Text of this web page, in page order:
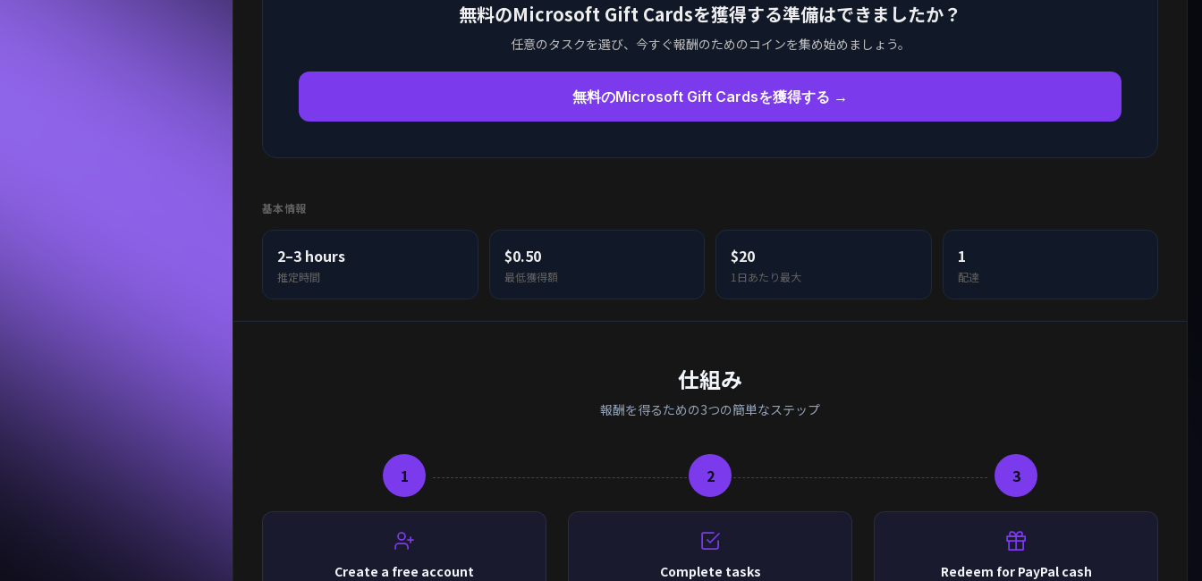
無料のMicrosoft Gift Cardsを獲得する準備はできましたか？
任意のタスクを選び、今すぐ報酬のためのコインを集め始めましょう。
無料のMicrosoft Gift Cardsを獲得する →
基本情報
2–3 hours
推定時間
$0.50
最低獲得額
$20
1日あたり最大
1
配達
仕組み
報酬を得るための3つの簡単なステップ
1
Create a free account
2
Complete tasks
3
Redeem for PayPal cash